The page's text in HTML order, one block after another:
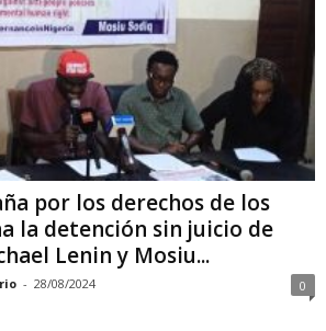
por los derechos de los
la detención sin juicio de
Lenin y Mosiu...
- 28/08/2024 0